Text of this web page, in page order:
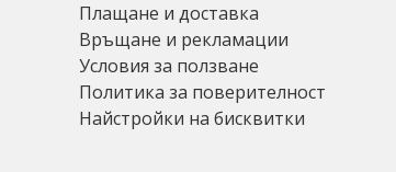
Плащане и доставка
Връщане и рекламации
Условия за ползване
Политика за поверителност
Найстройки на бисквитки